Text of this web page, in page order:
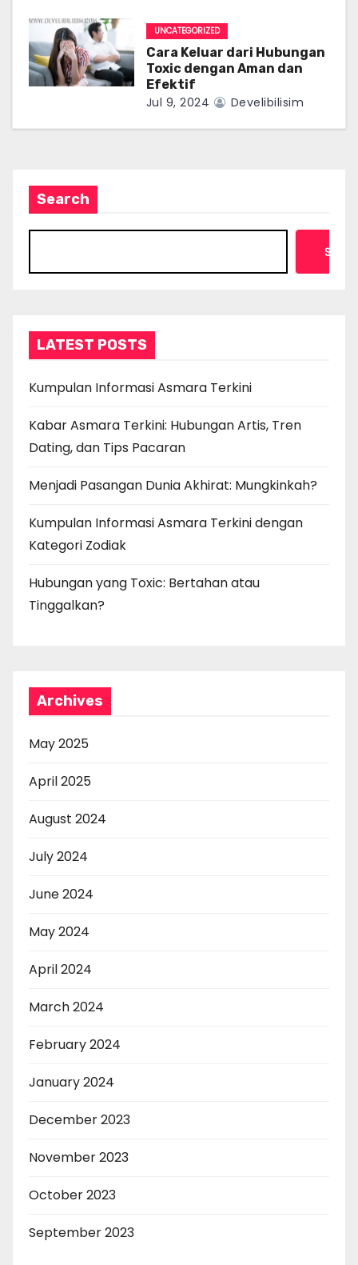
n
UNCATEGORIZED
Cara Keluar dari Hubungan
Toxic dengan Aman dan
Efektif
Jul 9, 2024 Develibilisim
Search
LATEST POSTS
Kumpulan Informasi Asmara Terkini
Kabar Asmara Terkini: Hubungan Artis, Tren
Dating, dan Tips Pacaran
Menjadi Pasangan Dunia Akhirat: Mungkinkah?
Kumpulan Informasi Asmara Terkini dengan
Kategori Zodiak
Hubungan yang Toxic: Bertahan atau
Tinggalkan?
Archives
May 2025
April 2025
August 2024
July 2024
June 2024
May 2024
April 2024
March 2024
February 2024
January 2024
December 2023
November 2023
October 2023
September 2023